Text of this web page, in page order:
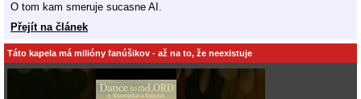
O tom kam smeruje sucasne AI.
Přejít na článek
Táto kapela má milióny fanúšikov - až na to, že neexistuje